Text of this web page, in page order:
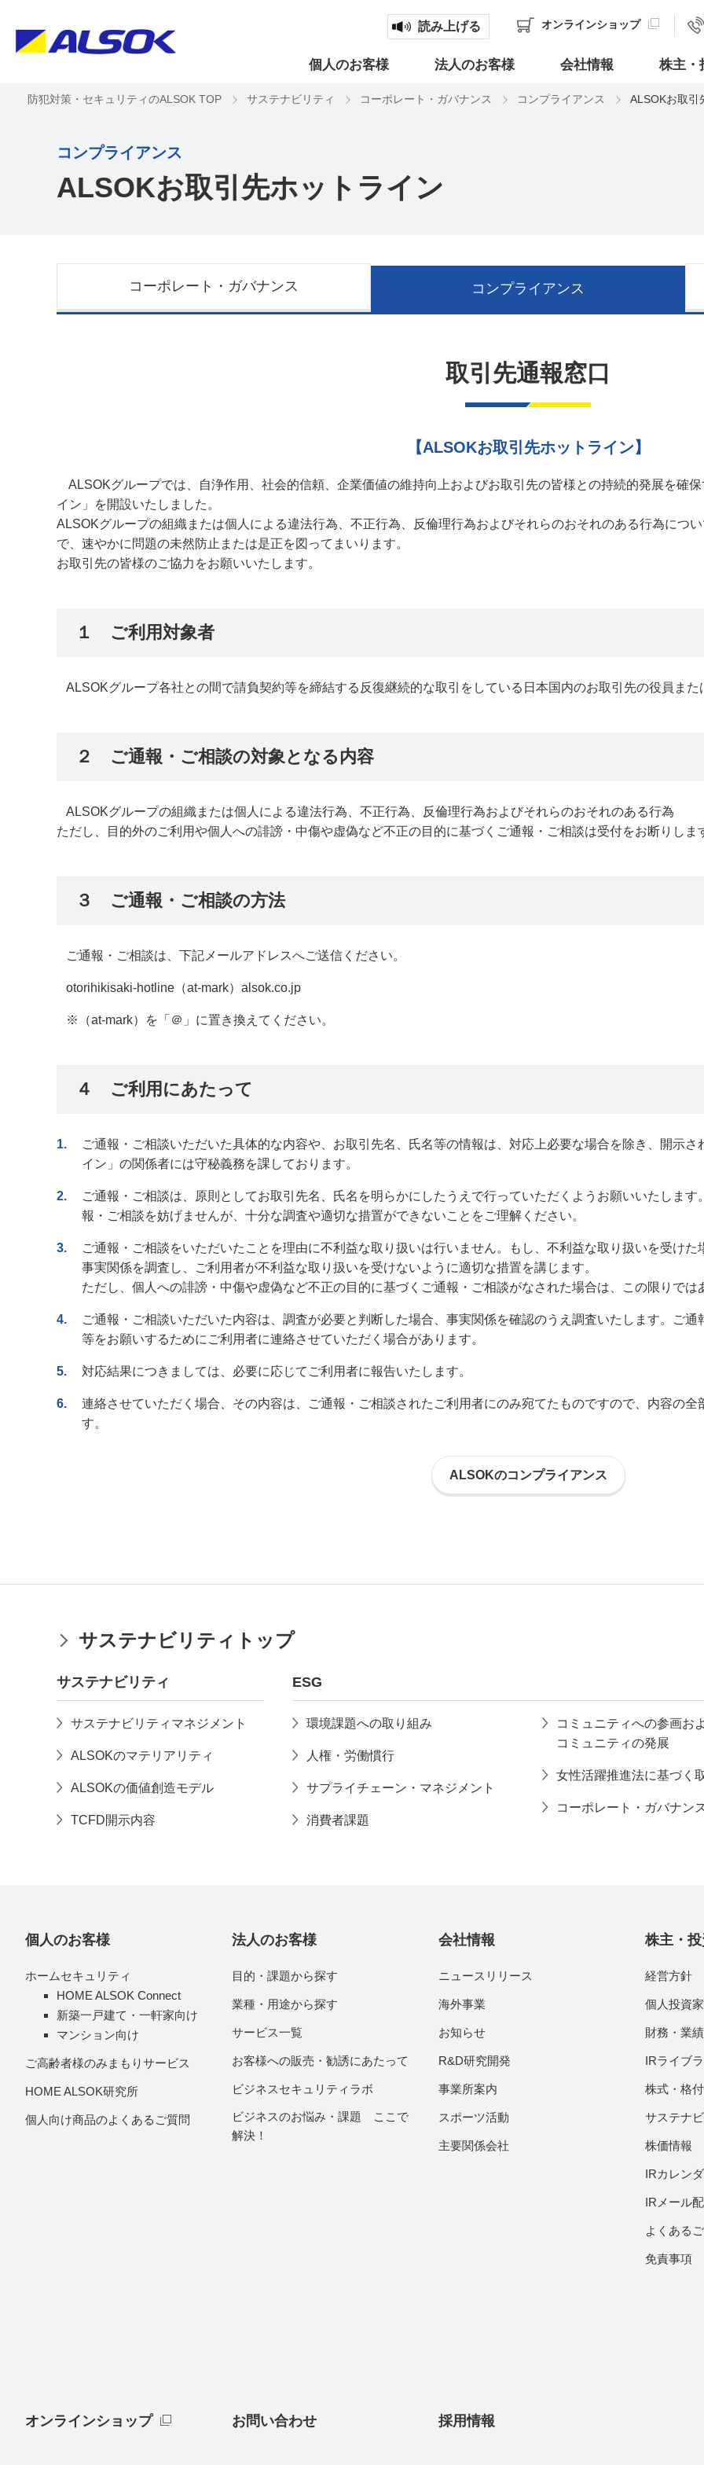
読み上げる オンラインショップ
個人のお客様 法人のお客様 会社情報 株主・
防犯対策・セキュリティのALSOK TOP サステナビリティ コーポレート・ガバナンス コンプライアンス ALSOKお取引
コンプライアンス
ALSOKお取引先ホットライン
コーポレート・ガバナンス コンプライアンス
取引先通報窓口
【ALSOKお取引先ホットライン】
ALSOKグループでは、自浄作用、社会的信頼、企業価値の維持向上およびお取引先の皆様との持続的発展を確
イン」を開設いたしました。
ALSOKグループの組織または個人による違法行為、不正行為、反倫理行為およびそれらのおそれのある行為につ
で、速やかに問題の未然防止または是正を図ってまいります。
お取引先の皆様のご協力をお願いいたします。
１ ご利用対象者
ALSOKグループ各社との間で請負契約等を締結する反復継続的な取引をしている日本国内のお取引先の役員また
２ ご通報・ご相談の対象となる内容
ALSOKグループの組織または個人による違法行為、不正行為、反倫理行為およびそれらのおそれのある行為
ただし、目的外のご利用や個人への誹謗・中傷や虚偽など不正の目的に基づくご通報・ご相談は受付をお断りしま
３ ご通報・ご相談の方法
ご通報・ご相談は、下記メールアドレスへご送信ください。
otorihikisaki-hotline（at-mark）alsok.co.jp
※（at-mark）を「＠」に置き換えてください。
４ ご利用にあたって
1
ご通報・ご相談いただいた具体的な内容や、お取引先名、氏名等の情報は、対応上必要な場合を除き、開示
イン」の関係者には守秘義務を課しております。
2
ご通報・ご相談は、原則としてお取引先名、氏名を明らかにしたうえで行っていただくようお願いいたしま
報・ご相談を妨げませんが、十分な調査や適切な措置ができないことをご理解ください。
3
ご通報・ご相談をいただいたことを理由に不利益な取り扱いは行いません。もし、不利益な取り扱いを受け
事実関係を調査し、ご利用者が不利益な取り扱いを受けないように適切な措置を講じます。
ただし、個人への誹謗・中傷や虚偽など不正の目的に基づくご通報・ご相談がなされた場合は、この限りでは
4
ご通報・ご相談いただいた内容は、調査が必要と判断した場合、事実関係を確認のうえ調査いたします。ご
等をお願いするためにご利用者に連絡させていただく場合があります。
5 対応結果につきましては、必要に応じてご利用者に報告いたします。
6
連絡させていただく場合、その内容は、ご通報・ご相談されたご利用者にのみ宛てたものですので、内容の
す。
ALSOKのコンプライアンス
サステナビリティトップ
サステナビリティ
サステナビリティマネジメント
ALSOKのマテリアリティ
ALSOKの価値創造モデル
TCFD開示内容
ESG
環境課題への取り組み
人権・労働慣行
サプライチェーン・マネジメント
消費者課題
コミュニティへの参画お
コミュニティの発展
女性活躍推進法に基づく
コーポレート・ガバナン
個人のお客様
ホームセキュリティ
HOME ALSOK Connect
新築一戸建て・一軒家向け
マンション向け
ご高齢者様のみまもりサービス
HOME ALSOK研究所
個人向け商品のよくあるご質問
法人のお客様
目的・課題から探す
業種・用途から探す
サービス一覧
お客様への販売・勧誘にあたって
ビジネスセキュリティラボ
ビジネスのお悩み・課題 ここで
解決！
会社情報
ニュースリリース
海外事業
お知らせ
R&D研究開発
事業所案内
スポーツ活動
主要関係会社
株主・
経営方針
個人投資
財務・業績
IRライブ
株式・格
サステナ
株価情報
IRカレン
IRメール
よくある
免責事項
オンラインショップ お問い合わせ 採用情報